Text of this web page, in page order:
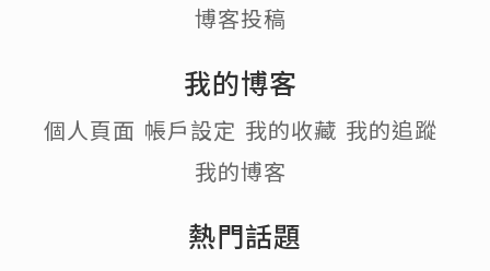
博客投稿
我的博客
個人頁面 帳戶設定 我的收藏 我的追蹤
我的博客
熱門話題